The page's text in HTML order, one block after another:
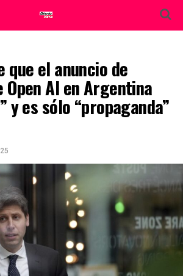
que el anuncio de
Open AI en Argentina
y es sólo “propaganda”